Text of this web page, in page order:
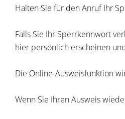
Halten Sie für den Anruf Ihr
Falls Sie Ihr Sperrkennwort
hier persönlich erscheinen
Die Online-Ausweisfunktion
Wenn Sie Ihren Ausweis